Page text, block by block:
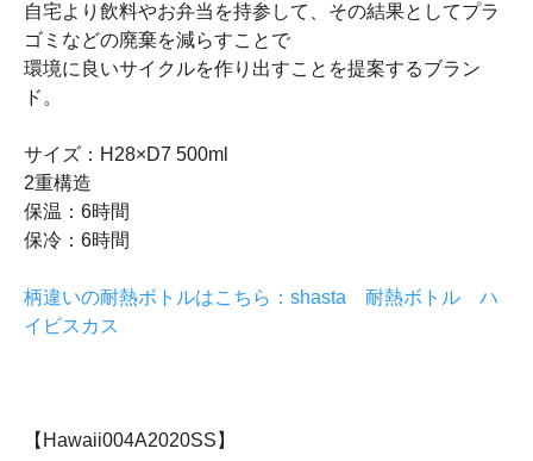
自宅より飲料やお弁当を持参して、その結果としてプラ
ゴミなどの廃棄を減らすことで
環境に良いサイクルを作り出すことを提案するブラン
ド。
サイズ：H28×D7 500ml
2重構造
保温：6時間
保冷：6時間
柄違いの耐熱ボトルはこちら：shasta 耐熱ボトル ハ
イビスカス
【Hawaii004A2020SS】